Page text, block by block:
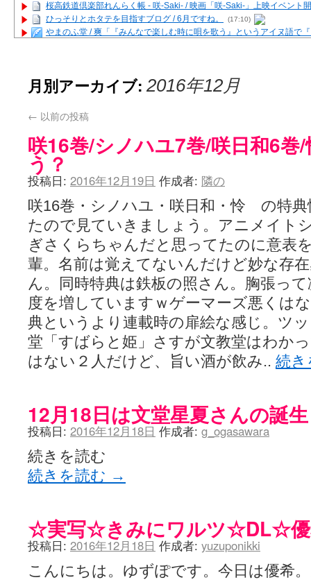
桜高鉄道倶楽部れんらく帳 - 咲-Saki- / 映画「咲-Saki-」上映イベント
ひっそりとホタテを目指すブログ / 6月ですね。
(17:10)
やまのふ堂 / 爽「『みんなで楽しむ時に唄を歌う』というアイヌ語で
咲クラ女子 - 咲-Saki- / 姫松の上重漫ちゃんと演じている伊達朱里紗さ
咲ミダレ - 咲-saki- / MJ第14回咲CUP 咲なま他
はやりの如く☆ - 咲-saki- / 悪いこと【SS】
麻雀雑記あれこれ - 咲 -Saki- / 咲-Saki-キャラが台湾麻雀を打ったらど
またの名を咲ブログ - 咲-Saki- / 男体化すると聞いての落書き (13:32)
あっちが変 / あっちが変
BBKN BLOG / トップページ（サイトマップ） (15:00)
あにてつ！ / 千里山に行ってきました（2017年09月）
さくやこのはな - 咲 -saki- / 末の千里のために(咲さんが和ちゃんを招
凡人の私 / ステルス坂こと咲-Saki-5巻表紙の舞台を発見しました
嶺上開花自摸 / Last day of Summer session 1 (13:01)
おもちもちもち - 咲-Saki- / ５・８小林先生の日記更新について考え
かんむりとかげ - 咲-Saki- / 立先生の更新
咲-Saki- | にゅいのって / 咲-Saki-臨時アンテナ (11:50)
咲-Saki-ブログ！～麻雀下手でも咲が好き～ / ブログ名変更のお知らせ
嶺上航路 / ドラフト前日なので中日ドラゴンズのドラフト指名を予想
音を奏でて花が咲く - 咲-Saki- / 浩子「…あっ分かった 恐らくそうい
一萬人の麓路() - 咲-Saki- / 咲-Saki- 第193局[竜王] ドラゴンの王とパク
from A to K / [咲-saki-][麻雀ゲーム]【ゲーム】セガのMJシリーズで2年
紺フェス - 咲-Saki- / 【越谷SS】とろけそうな日 (15:31)
ユズポニッキ - 咲-Saki- / ☆ #咲実写 ☆告知☆オンライン上映会☆ 阿
ばるのまーじゃん日和 - 咲-saki- / クリスマス！！そして… (10:28)
咲めも！ / ニワチョコ、尊い。 (04:23)
ＳＳＳ（咲ＳＳ）感想ブログ / 【SSS】憩 -Kei- 全国編第２２局『流局
ひまじんひまんじ / 読書の秋、と言います故
煌-Subara- - 咲-saki- / シノハユ感想
SYNTH 2006 - 咲 -Saki- / 阿知賀編をドヤ顔に着目しながらまたまた読
木と木と木 - 咲-saki- / 新道寺の本
ヤンデレ・狂気の百合SSブログ / 【咲-Saki-SS：久咲】そして私たち
迷子の坊やのみちくさ日記 / 【連載感想】宮永照についてのあれこれ
麻雀自由帳 - 咲-Saki- / 咲-Saki-第168局[端緒]感想 照-Teru- 追憶編第
月別アーカイブ: 2016年12月
← 以前の投稿
咲16巻/シノハユ7巻/咲日和6巻
う？
投稿日: 2016年12月19日 作成者: 隣の
咲16巻・シノハユ・咲日和・怜 の特
たので見ていきましょう。アニメイト
ぎさくらちゃんだと思ってたのに意表
輩。名前は覚えてないんだけど妙な存
ん。同時特典は鉄板の照さん。胸張っ
度を増していますｗゲーマーズ悪くは
典というより連載時の扉絵な感じ。ツ
堂「すばらと姫」さすが文教堂はわか
はない２人だけど、旨い酒が飲み.. 続
12月18日は文堂星夏さんの誕
投稿日: 2016年12月18日 作成者: g_ogasawara
続きを読む
続きを読む →
☆実写☆きみにワルツ☆DL☆
投稿日: 2016年12月18日 作成者: yuzuponikki
こんにちは。ゆずぽです。今日は優希